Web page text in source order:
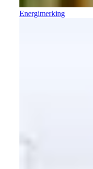
Energimerking